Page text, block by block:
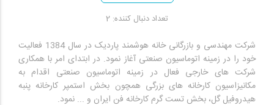
تعداد دنبال کننده: 2
شرکت مهندسی و بازرگانی خانه هوشمند پاردیک در سال 1384 فعالیت
خود را در زمینه اتوماسیون صنعتی آغاز نمود. در ابتدای امر با همکاری
شرکت های خارجی فعال در زمینه اتوماسیون صنعتی اقدام به
مکانیزاسیون کارخانه های بزرگی همچون بخش استمپر کارخانه پنبه